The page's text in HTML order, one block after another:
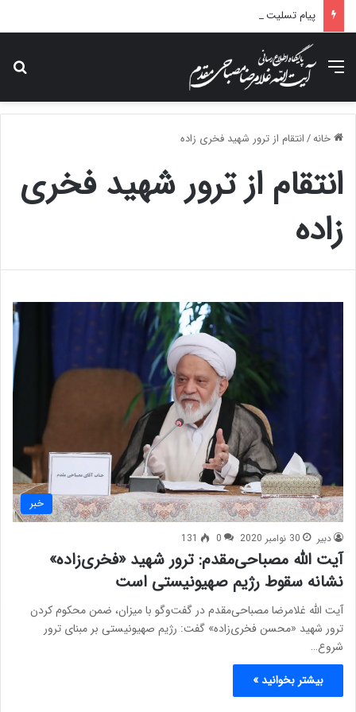
منو
خانه/انتقام از ترور شهید فخری زاده
انتقام از ترور شهید فخری
زاده
خبر
دبیر 30 نوامبر 2020 0
131
آیت الله مصباحی‌مقدم: ترور شهید «فخری‌زاده»
نشانه سقوط رژیم صهیونیستی است
آیت الله غلامرضا مصباحی‌مقدم در گفت‌وگو با میزان، ضمن محکوم کردن
ترور شهید «محسن فخری‌زاده» گفت: رژیم صهیونیستی بر مبنای ترور
شروع…
بیشتر بخوانید »